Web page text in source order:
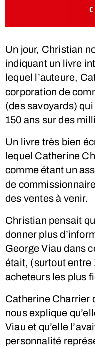
Un jour, Christian
indiquant un livre
lequel l’auteure,
corporation de
(des savoyards)
150 ans sur des
Un livre très bien
lequel Catherine
comme étant un
de
des ventes à venir.
Christian pensait
donner plus
George Viau dans
était, (surtout entre
acheteurs les plus
Catherine Charrier
nous explique
Viau et qu’elle
personnalité